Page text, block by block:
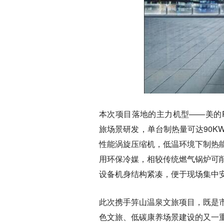
本次项目落地的主力机型——美的
旅场景研发，单台制热量可达
性能涡旋压缩机，低温环境下制热
用环保冷媒，相较传统燃气锅炉
设备机身结构紧凑，便于现场集中
此次携手笄山温泉文旅项目，既
色文旅、低碳康养场景建设的又一